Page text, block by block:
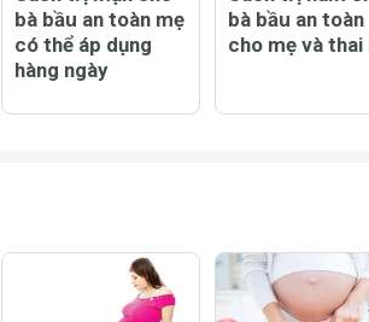
bà bầu an toàn mẹ
bà bầu an toàn